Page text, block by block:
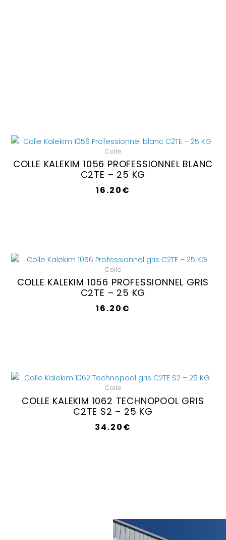
Colle
COLLE KALEKIM 1056 PROFESSIONNEL BLANC
C2TE – 25 KG
16.20€
Colle
COLLE KALEKIM 1056 PROFESSIONNEL GRIS
C2TE – 25 KG
16.20€
Colle
COLLE KALEKIM 1062 TECHNOPOOL GRIS
C2TE S2 – 25 KG
34.20€